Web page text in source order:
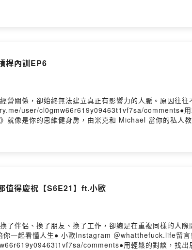
整個世界都不一樣了！來吧，讓我們一起用輕鬆的對談
桿內訓EP6
營關係，卻始終無法建立真正有影響力的人脈。原因往
user/cl0gmw66r619y09463t1vf7sa/comments●用
的思維健身房，由米克和 Michael 當你的私人教練
現：啊，原來可以這樣想！）━━━━━━━━━━━━●
值得慶祝【S6E21】ft.小歐
了伴侶、換了朋友、換了工作，卻總是在重複同樣的人
一起看懂人生● 小歐Instagram ＠whatthefuck.life留言
comments●用輕鬆的對談